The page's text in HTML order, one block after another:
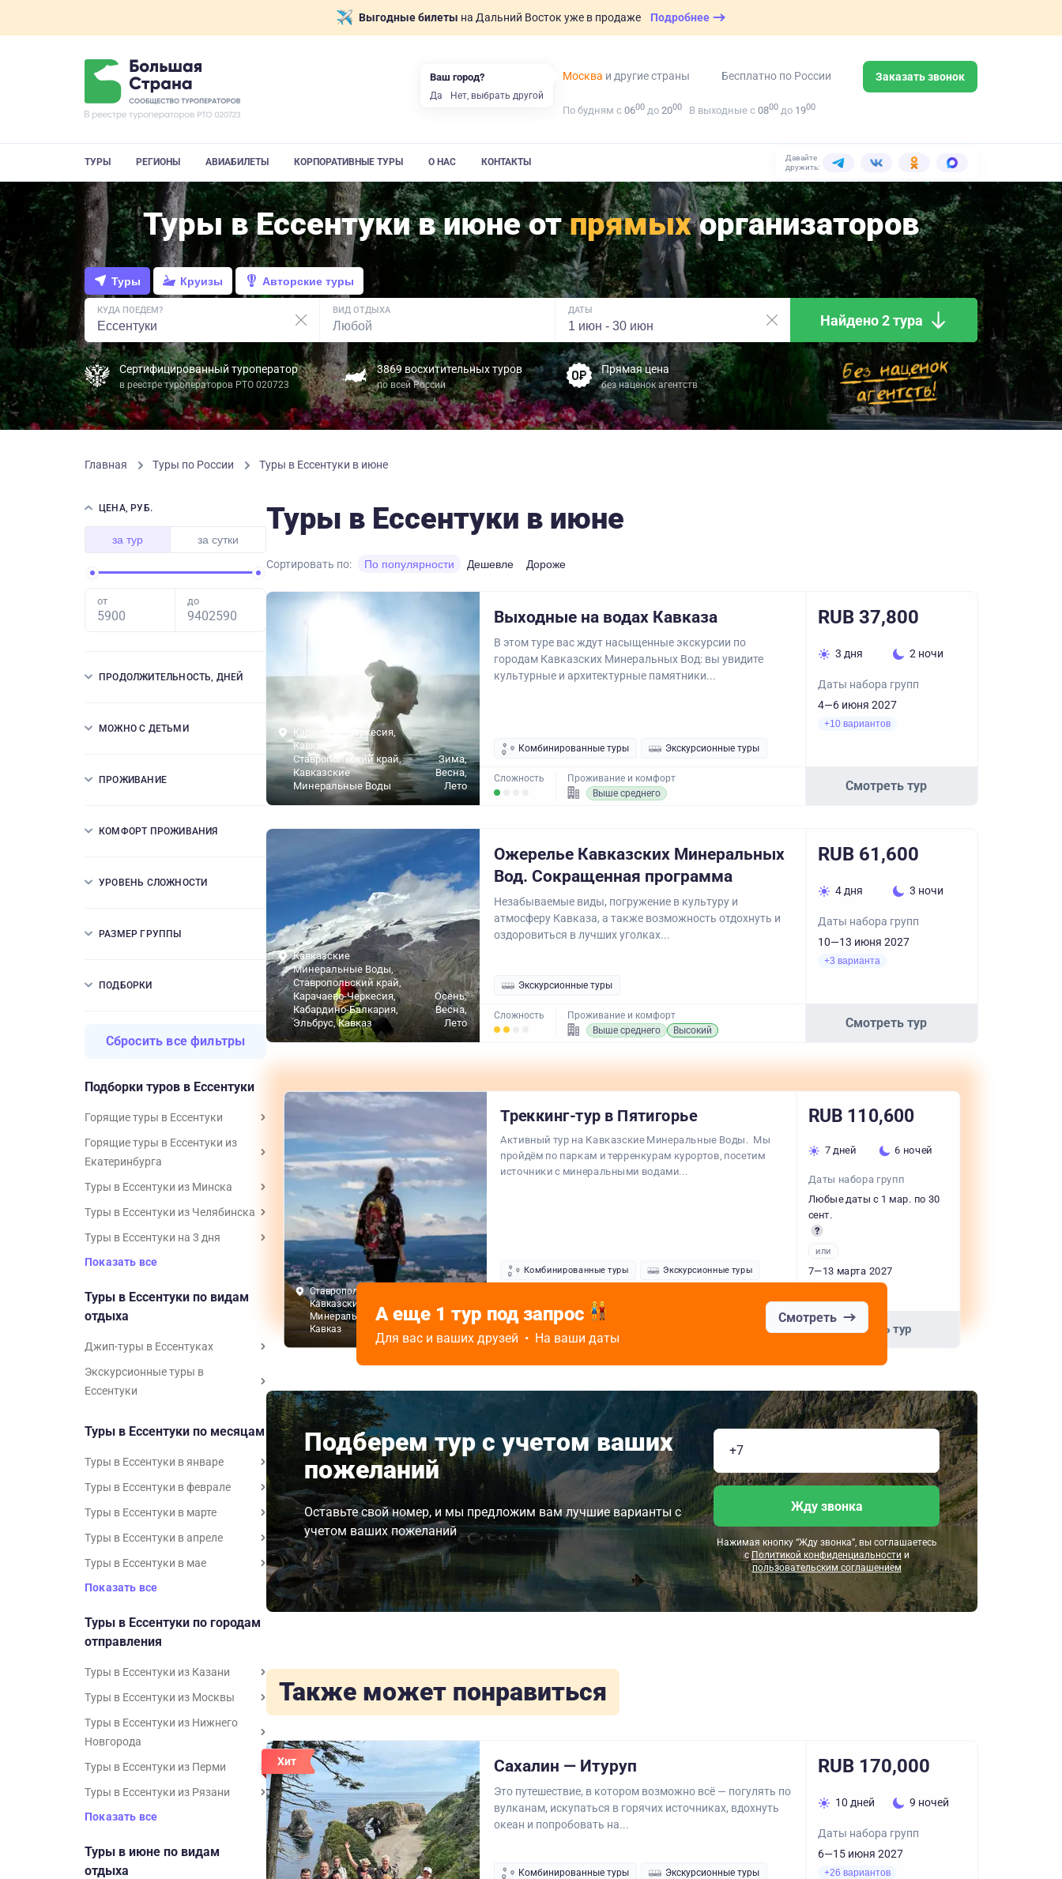
Выгодные билеты на Дальний Восток уже в продаже Подробнее
Москва и другие страны Бесплатно по России Заказать звонок
По будням с 0600 до 2000 В выходные с 0800 до 1900
ТУРЫ РЕГИОНЫ АВИАБИЛЕТЫ КОРПОРАТИВНЫЕ ТУРЫ О НАС КОНТАКТЫ
Давайте
дружить:
Туры в Ессентуки в июне отпрямыхорганизаторов
Туры Круизы Авторские туры
КУДА ПОЕДЕМ? ВИД ОТДЫХА ДАТЫ
Найдено 2 тура
Сертифицированный туроператор
в реестре туроператоров РТО 020723
3869 восхитительных туров
по всей России
Прямая цена
без наценок агентств
Главная Туры по России Туры в Ессентуки в июне
ЦЕНА, РУБ.
за тур за сутки
от до
ПРОДОЛЖИТЕЛЬНОСТЬ, ДНЕЙ
МОЖНО С ДЕТЬМИ
ПРОЖИВАНИЕ
КОМФОРТ ПРОЖИВАНИЯ
УРОВЕНЬ СЛОЖНОСТИ
РАЗМЕР ГРУППЫ
ПОДБОРКИ
Сбросить все фильтры
Подборки туров в Ессентуки
Горящие туры в Ессентуки
Горящие туры в Ессентуки из
Екатеринбурга
Туры в Ессентуки из Минска
Туры в Ессентуки из Челябинска
Туры в Ессентуки на 3 дня
Показать все
Туры в Ессентуки по видам
отдыха
Джип-туры в Ессентуках
Экскурсионные туры в
Ессентуки
Туры в Ессентуки по месяцам
Туры в Ессентуки в январе
Туры в Ессентуки в феврале
Туры в Ессентуки в марте
Туры в Ессентуки в апреле
Туры в Ессентуки в мае
Показать все
Туры в Ессентуки по городам
отправления
Туры в Ессентуки из Казани
Туры в Ессентуки из Москвы
Туры в Ессентуки из Нижнего
Новгорода
Туры в Ессентуки из Перми
Туры в Ессентуки из Рязани
Показать все
Туры в июне по видам
отдыха
Туры в Ессентуки в июне
Сортировать по: По популярности Дешевле Дороже
Карачаево-Черкесия,
Кавказ,
Ставропольский край,
Кавказские
Минеральные Воды
Зима,
Весна,
Лето
Выходные на водах Кавказа
В этом туре вас ждут насыщенные экскурсии по
городам Кавказских Минеральных Вод: вы увидите
культурные и архитектурные памятники...
Комбинированные туры Экскурсионные туры
Сложность
Проживание и комфорт
Выше среднего
RUB 37,800
3 дня 2 ночи
Даты набора групп
4—6 июня 2027
+10 вариантов
Смотреть тур
Кавказские
Минеральные Воды,
Ставропольский край,
Карачаево-Черкесия,
Кабардино-Балкария,
Эльбрус, Кавказ
Осень,
Весна,
Лето
Ожерелье Кавказских Минеральных
Вод. Сокращенная программа
Незабываемые виды, погружение в культуру и
атмосферу Кавказа, а также возможность отдохнуть и
оздоровиться в лучших уголках...
Экскурсионные туры
Сложность
Проживание и комфорт
Выше среднего
Высокий
RUB 61,600
4 дня 3 ночи
Даты набора групп
10—13 июня 2027
+3 варианта
Смотреть тур
А еще 1 тур под запрос
Для вас и ваших друзей • На ваши даты
Смотреть
Ставропольский край,
Кавказские
Минеральные Воды,
Кавказ
Зима,
Треккинг-тур в Пятигорье
Активный тур на Кавказские Минеральные Воды. Мы
пройдём по паркам и терренкурам курортов, посетим
источники с минеральными водами...
Комбинированные туры Экскурсионные туры
Сложность Проживание и комфорт
Средний
RUB 110,600
7 дней 6 ночей
Даты набора групп
Любые даты с 1 мар. по 30
сент.
или
7—13 марта 2027
Смотреть тур
Подберем тур с учетом ваших
пожеланий
Оставьте свой номер, и мы предложим вам лучшие варианты с
учетом ваших пожеланий
Жду звонка
Нажимая кнопку “Жду звонка”, вы соглашаетесь
сПолитикой конфиденциальности и
пользовательским соглашением
Также может понравиться
Хит Сахалин — Итуруп
Это путешествие, в котором возможно всё — погулять по
вулканам, искупаться в горячих источниках, вдохнуть
океан и попробовать на...
Комбинированные туры Экскурсионные туры
RUB 170,000
10 дней 9 ночей
Даты набора групп
6—15 июня 2027
+26 вариантов
Ваш город?
Да Нет, выбрать другой